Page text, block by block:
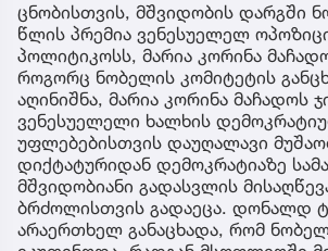
ცნობისთვის, მშვიდობის დარგში
წლის პრემია ვენესუელელ
პოლიტიკოსს, მარია კორინა
როგორც ნობელის კომიტეტის
აღინიშნა, მარია კორინა მაჩადოს
ვენესუელელი ხალხის
უფლებებისთვის დაუღალავი
დიქტატურიდან დემოკრატიაზე
მშვიდობიანი გადასვლის
ბრძოლისთვის გადაეცა. დონალდ
არაერთხელ განაცხადა, რომ